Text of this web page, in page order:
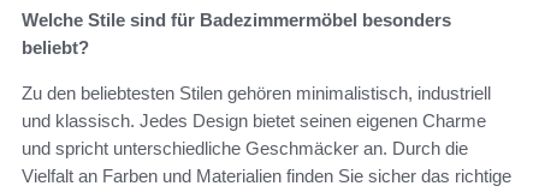
Welche Stile sind für Badezimmermöbel besonders
beliebt?
Zu den beliebtesten Stilen gehören minimalistisch, industriell
und klassisch. Jedes Design bietet seinen eigenen Charme
und spricht unterschiedliche Geschmäcker an. Durch die
Vielfalt an Farben und Materialien finden Sie sicher das richtige